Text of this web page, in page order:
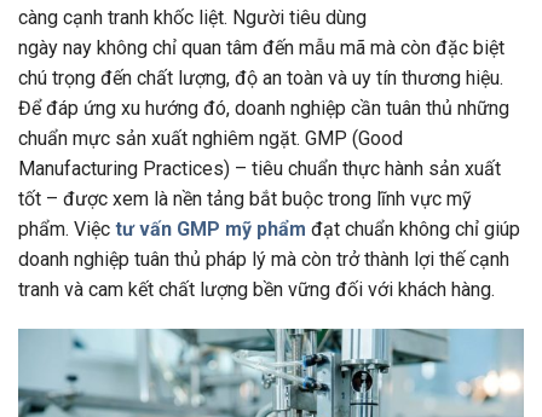
càng cạnh tranh khốc liệt. Người tiêu dùng
ngày nay không chỉ quan tâm đến mẫu mã mà còn đặc biệt
chú trọng đến chất lượng, độ an toàn và uy tín thương hiệu.
Để đáp ứng xu hướng đó, doanh nghiệp cần tuân thủ những
chuẩn mực sản xuất nghiêm ngặt. GMP (Good
Manufacturing Practices) – tiêu chuẩn thực hành sản xuất
tốt – được xem là nền tảng bắt buộc trong lĩnh vực mỹ
phẩm. Việc tư vấn GMP mỹ phẩm đạt chuẩn không chỉ giúp
doanh nghiệp tuân thủ pháp lý mà còn trở thành lợi thế cạnh
tranh và cam kết chất lượng bền vững đối với khách hàng.